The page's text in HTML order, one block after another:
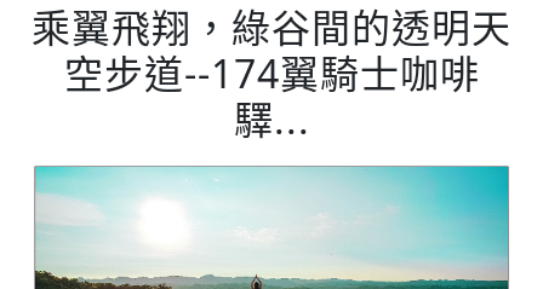
乘翼飛翔，綠谷間的透明天
空步道--174翼騎士咖啡
驛...